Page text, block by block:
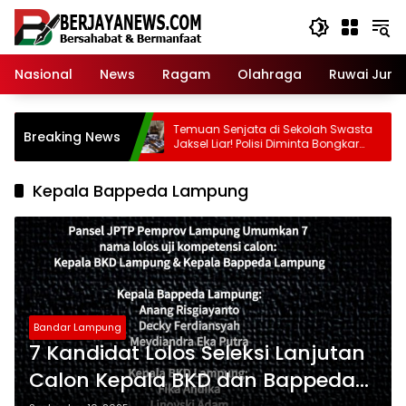
Skip
content
Nasional
News Ragam Olahraga Ruwai Jurai
Breaking News
Adrian
Perusak
Temuan Senjata di Sekolah Swasta
Jaksel Liar! Polisi Diminta Bongkar
Ruangan Diduga Bunker!
Kepala Bappeda Lampung
Bandar Lampung
7 Kandidat Lolos Seleksi Lanjutan
Calon Kepala BKD dan Bappeda